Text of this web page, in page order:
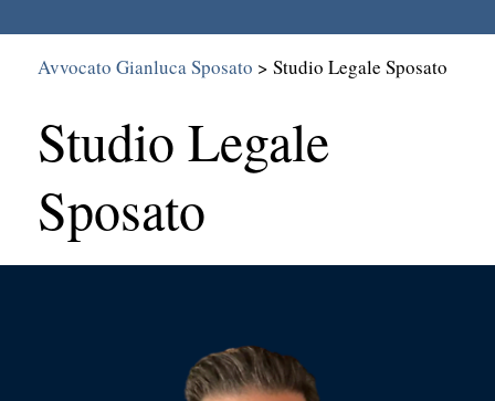
Avvocato Gianluca Sposato > Studio Legale Sposato
Studio Legale
Sposato